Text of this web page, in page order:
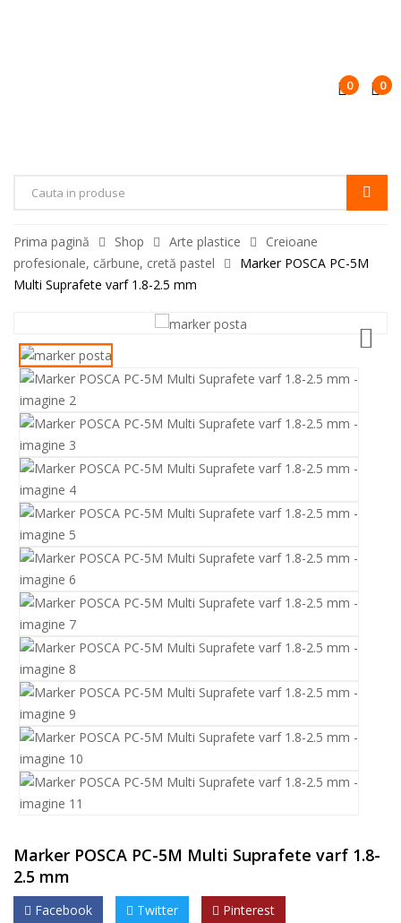
Products
0 0
Prima pagină Shop Arte plastice
Creioane
profesionale, cărbune, cretă pastel
Marker POSCA PC-5M
Multi Suprafete varf 1.8-2.5 mm
Marker POSCA PC-5M Multi Suprafete varf 1.8-
2.5 mm
Facebook Twitter Pinterest